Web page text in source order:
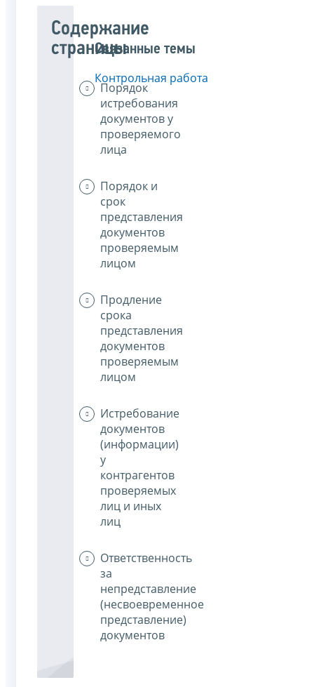
Содержание
страницы
Порядок
истребования
документов у
проверяемого
лица
Порядок и
срок
представления
документов
проверяемым
лицом
Продление
срока
представления
документов
проверяемым
лицом
Истребование
документов
(информации)
у
контрагентов
проверяемых
лиц и иных
лиц
Ответственность
за
непредставление
(несвоевременное
представление)
документов
Связанные темы
Контрольная работа